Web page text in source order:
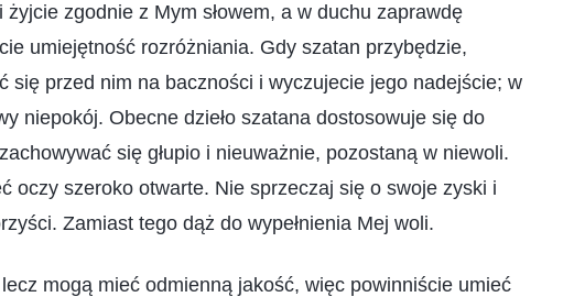
zgodnie z Mym słowem, a w duchu zaprawdę
umiejętność rozróżniania. Gdy szatan przybędzie,
się przed nim na baczności i wyczujecie jego nadejście; w
niepokój. Obecne dzieło szatana dostosowuje się do
się głupio i nieuważnie, pozostaną w niewoli.
oczy szeroko otwarte. Nie sprzeczaj się o swoje zyski i
Zamiast tego dąż do wypełnienia Mej woli.
mogą mieć odmienną jakość, więc powinniście umieć